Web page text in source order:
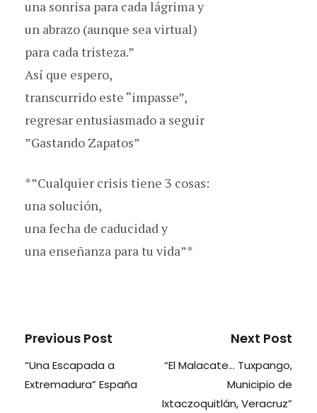
una sonrisa para cada lágrima y
un abrazo (aunque sea virtual)
para cada tristeza.”
Así que espero,
transcurrido este “impasse”,
regresar entusiasmado a seguir
”Gastando Zapatos”
*”Cualquier crisis tiene 3 cosas:
una solución,
una fecha de caducidad y
una enseñanza para tu vida”*
Previous Post
“Una Escapada a
Extremadura” España
Next Post
“El Malacate… Tuxpango,
Municipio de
Ixtaczoquitlán, Veracruz”